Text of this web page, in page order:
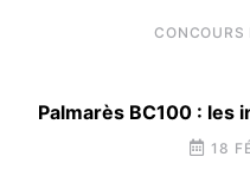
CONCOURS
Palmarès BC100 : les
18